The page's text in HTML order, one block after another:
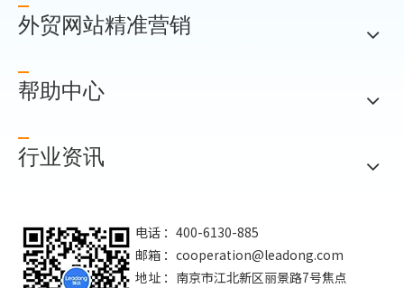
外贸网站精准营销
帮助中心
行业资讯
电话 ：400-6130-885
邮箱 ： cooperation@leadong.com
地址 ：南京市江北新区丽景路7号焦点